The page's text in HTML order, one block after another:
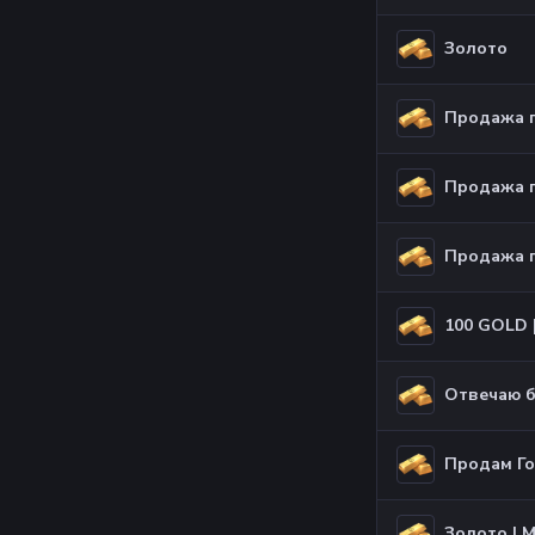
Золото
Продажа
Продажа
Продажа
Отвечаю
Продам